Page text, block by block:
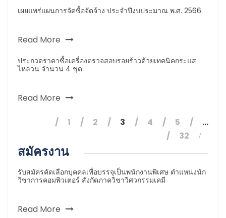
เผยแพร่แผนการจัดซื้อจัดจ้าง ประจำปีงบประมาณ พ.ศ. 2566
Read More
ประกวดราคาซื้อเครื่องตรวจสอบรอยร้าวด้วยเทคนิคกระแส
ไหลวน จำนวน 4 ชุด
Read More
1 2 3 4 5
…
32
สมัครงาน
รับสมัครคัดเลือกบุคคลเพื่อบรรจุเป็นพนักงานพิเศษ ตำแหน่งนัก
วิชาการคอมพิวเตอร์ สังกัดภาควิชาวิศวกรรมเคมี
Read More